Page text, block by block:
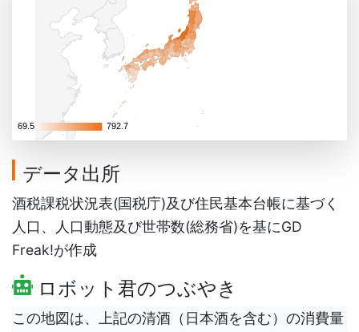
69.5
69.5 792.7
792.7
データ出所
酒税課税状況表(国税庁)及び住民基本台帳に基づく
人口、人口動態及び世帯数(総務省)を基にGD
Freak!が作成
ロボット君のつぶやき
この地図は、上記の清酒（日本酒を含む）の消費量